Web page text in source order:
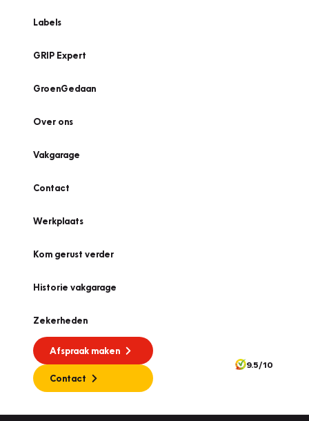
Labels
GRIP Expert
GroenGedaan
Over ons
Vakgarage
Contact
Werkplaats
Kom gerust verder
Historie vakgarage
Zekerheden
Afspraak maken
Contact
9.5/10